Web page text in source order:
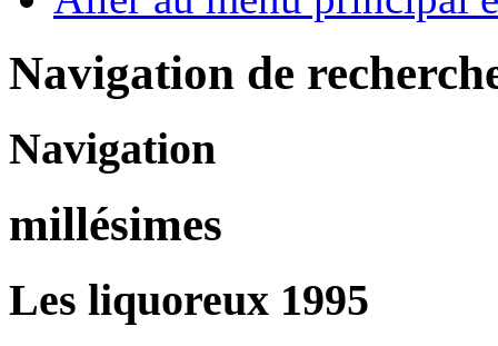
Navigation de
Navigation
millésimes
Les liquoreux 1995